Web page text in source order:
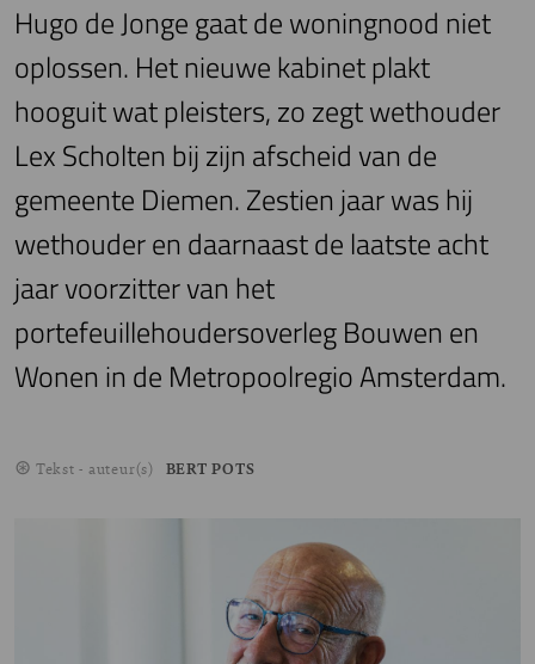
Hugo de Jonge gaat de woningnood niet
oplossen. Het nieuwe kabinet plakt
hooguit wat pleisters, zo zegt wethouder
Lex Scholten bij zijn afscheid van de
gemeente Diemen. Zestien jaar was hij
wethouder en daarnaast de laatste acht
jaar voorzitter van het
portefeuillehoudersoverleg Bouwen en
Wonen in de Metropoolregio Amsterdam.
Tekst - auteur(s) BERT POTS